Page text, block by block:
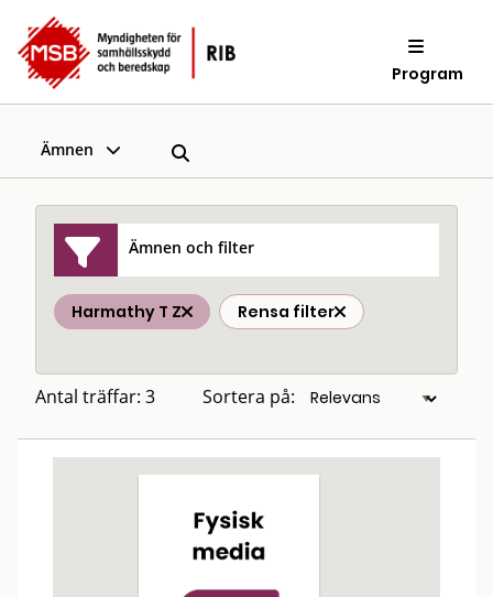
Program
Ämnen
Ämnen och filter
Harmathy T Z Rensa filter
Antal träffar: 3 Sortera på: